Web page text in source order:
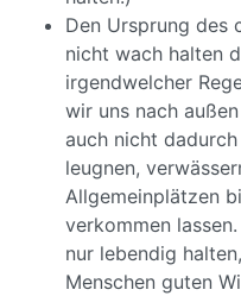
Den Ursprung des
nicht wach halten
irgendwelcher
wir uns nach
auch nicht
leugnen,
Allgemeinplätzen
verkommen
nur lebendig
Menschen guten